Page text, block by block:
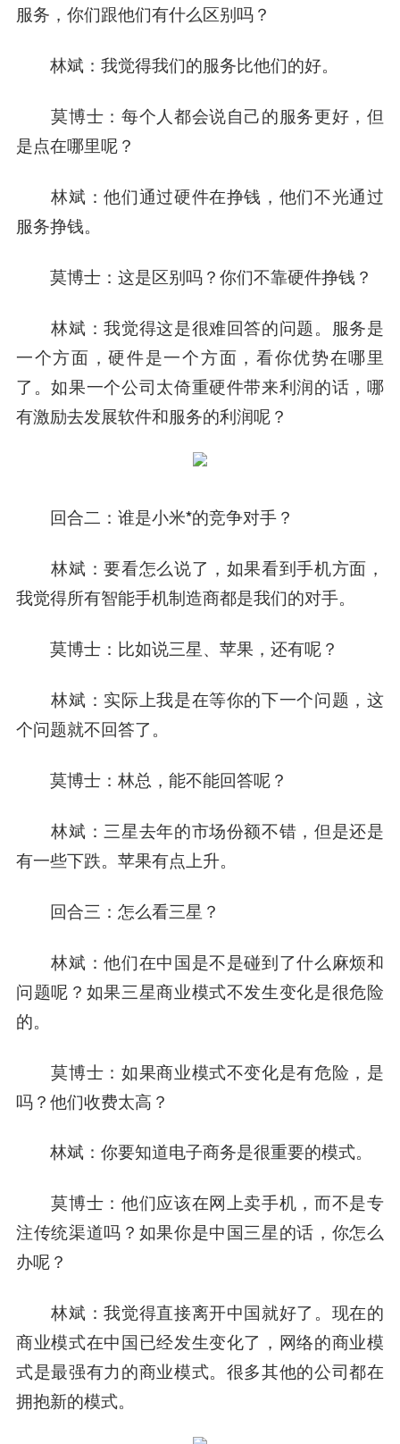
服务，你们跟他们有什么区别吗？
林斌： 我觉得我们的服务比他们的好。
莫博士： 每个人都会说自己的服务更好，但
是点在哪里呢？
林斌：他们通过硬件在挣钱，他们不光通过
服务挣钱。
莫博士： 这是区别吗？你们不靠硬件挣钱？
林斌：我觉得这是很难回答的问题。服务是
一个方面，硬件是一个方面，看你优势在哪里
了。如果一个公司太倚重硬件带来利润的话，哪
有激励去发展软件和服务的利润呢？
回合二：谁是小米*的竞争对手？
林斌：要看怎么说了，如果看到手机方面，
我觉得所有智能手机制造商都是我们的对手。
莫博士： 比如说三星、苹果，还有呢？
林斌： 实际上我是在等你的下一个问题，这
个问题就不回答了。
莫博士： 林总，能不能回答呢？
林斌：三星去年的市场份额不错，但是还是
有一些下跌。苹果有点上升。
回合三：怎么看三星？
林斌：他们在中国是不是碰到了什么麻烦和
问题呢？如果三星商业模式不发生变化是很危险
的。
莫博士： 如果商业模式不变化是有危险，是
吗？他们收费太高？
林斌： 你要知道电子商务是很重要的模式。
莫博士： 他们应该在网上卖手机，而不是专
注传统渠道吗？如果你是中国三星的话，你怎么
办呢？
林斌：我觉得直接离开中国就好了。现在的
商业模式在中国已经发生变化了，网络的商业模
式是最强有力的商业模式。很多其他的公司都在
拥抱新的模式。